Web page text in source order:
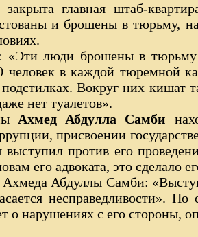
главная штаб-
и брошены в тюрьму,
люди брошены в тюрьму
в каждой тюремной
Вокруг них кишат
нет туалетов».
Ахмед Абдулла Самби
присвоении
выступил против его
его адвоката, это сделало
Абдуллы Самби:
несправедливости».
о нарушениях с его стороны,